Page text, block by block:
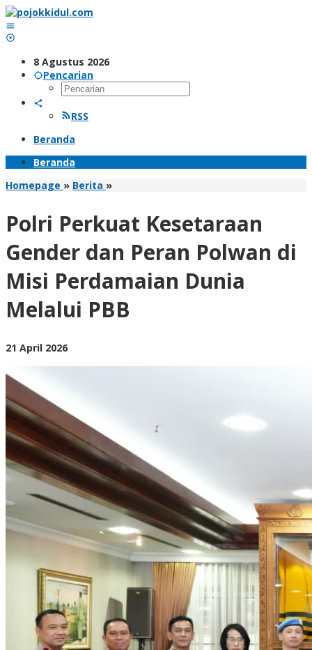
Lewati
ke
konten
8 Agustus 2026
Pencarian
RSS
Beranda
Beranda
Homepage » Berita »Polri
Gender
Peran
Polwan
di
Misi
Perdamaian
Dunia
Polri Perkuat Kesetaraan
Gender dan Peran Polwan di
Misi Perdamaian Dunia
Melalui PBB
21 April 2026oleh